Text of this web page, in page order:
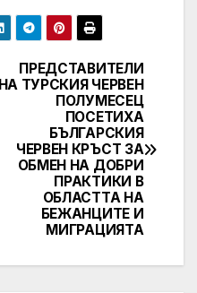
ПРЕДСТАВИТЕЛИ
НА ТУРСКИЯ ЧЕРВЕН
ПОЛУМЕСЕЦ
ПОСЕТИХА
БЪЛГАРСКИЯ
ЧЕРВЕН КРЪСТ ЗА
ОБМЕН НА ДОБРИ
ПРАКТИКИ В
ОБЛАСТТА НА
БЕЖАНЦИТЕ И
МИГРАЦИЯТА